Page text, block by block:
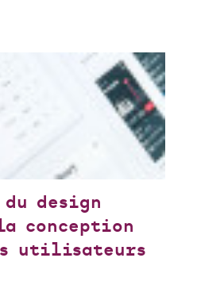
du design
conception
utilisateurs